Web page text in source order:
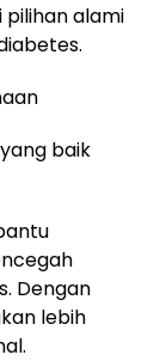
pilihan alami
baik
Dengan
lebih